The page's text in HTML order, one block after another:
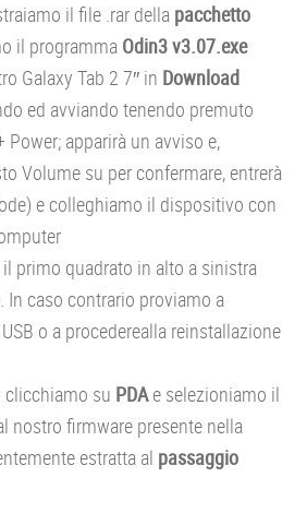
il file .rar della pacchetto
il programma Odin3 v3.07.exe
Galaxy Tab 2 7″ in Download
ed avviando tenendo premuto
Power; apparirà un avviso e,
Volume su per confermare, entrerà
e colleghiamo il dispositivo con
il primo quadrato in alto a sinistra
In caso contrario proviamo a
o a procederealla reinstallazione
clicchiamo su PDAe selezioniamo il
nostro firmware presente nella
estratta al passaggio